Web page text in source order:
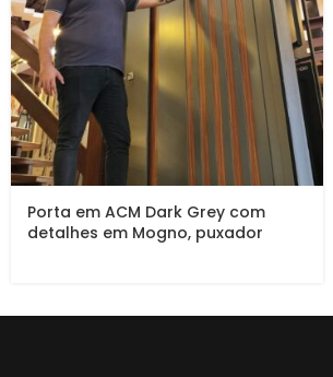
Porta em ACM Dark Grey com
detalhes em Mogno, puxador